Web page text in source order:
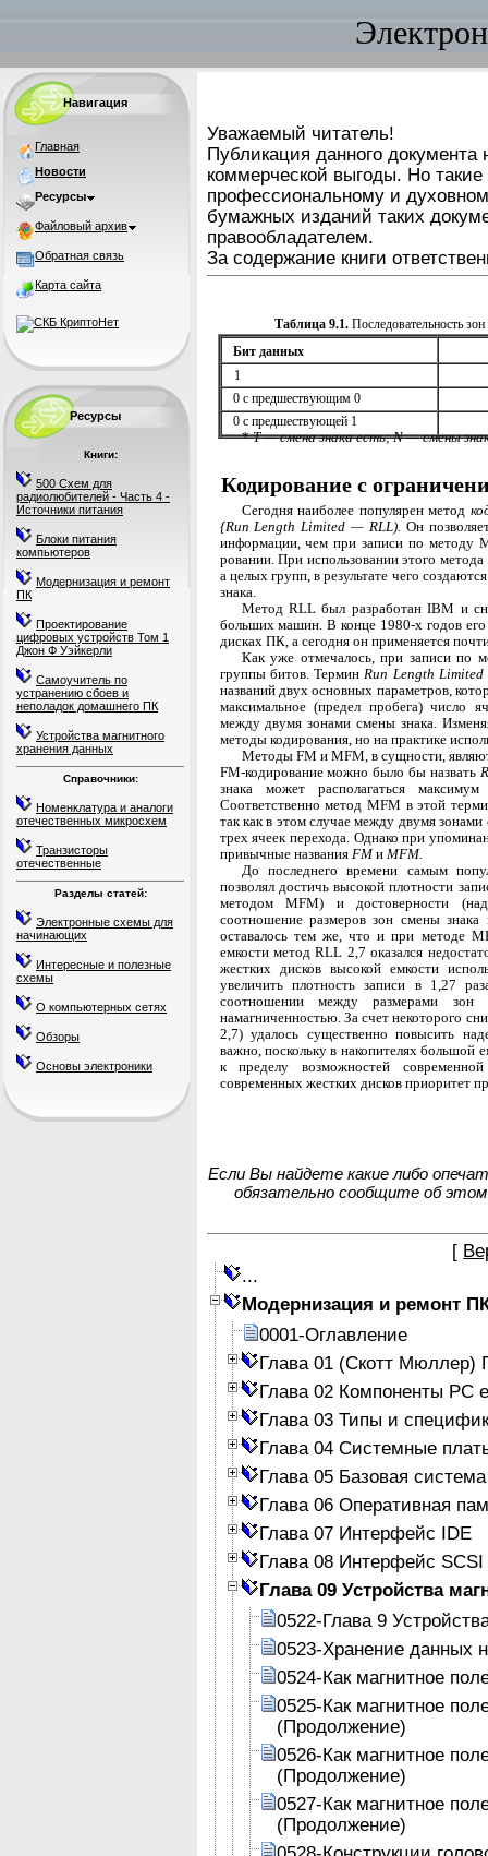
Навигация
Главная
Новости
Ресурсы
Файловый архив
Обратная связь
Карта сайта
Ресурсы
Книги:
500 Схем для
радиолюбителей - Часть 4 -
Источники питания
Блоки питания
компьютеров
Модернизация и ремонт
ПК
Проектирование
цифровых устройств Том 1
Джон Ф Уэйкерли
Самоучитель по
устранению сбоев и
неполадок домашнего ПК
Устройства магнитного
хранения данных
Справочники:
Номенклатура и аналоги
отечественных микросхем
Транзисторы
отечественные
Разделы статей:
Электронные схемы для
начинающих
Интересные и полезные
схемы
О компьютерных сетях
Обзоры
Основы электроники
Уважаемый читатель!
Публикация данного документа
коммерческой выгоды. Но
профессиональному и
бумажных изданий таких
правообладателем.
За содержание книги
Таблица 9.1. Последовательность
Бит данных
1
0 с предшествующим 0
0 с предшествующей 1
*Т — смена знака есть; N — смены
Кодирование с
Сегодня наиболее популярен метод
{Run Length Limited — RLL).Он
информации, чем при записи по методу
ровании. При использовании этого
а целых групп, в результате чего
знака.
Метод RLL был разработан IBM и
больших машин. В конце 1980-х годов его
дисках ПК, а сегодня он применяется
Как уже отмечалось, при записи по
группы битов. Термин Run Length Limited
названий двух основных параметров,
максимальное (предел пробега) число
между двумя зонами смены знака.
методы кодирования, но на практике
Методы FM и MFM, в сущности,
FM-кодирование можно было бы назвать
знака может располагаться
Соответствен­но метод MFM в этой
так как в этом случае между двумя
трех ячеек перехода. Однако при
привычные названия FMи MFM.
До последнего времени самым
позволял достичь высокой плотности
методом MFM) и достоверности
соотношение раз­меров зон смены
оставалось тем же, что и при методе
емкости метод RLL 2,7 оказался
жестких дисков высокой емкости
увеличить плотность записи в 1,27
соотношении между размерами
намагниченностью. За счет некоторого
2,7) удалось существенно повысить
важно, поскольку в накопителях большой
к пределу возможностей
современных жестких дисков приоритет
Если Вы найдете какие либо
обязательно сообщите об
[
Модернизация и ремонт
0001-Оглавление
Глава 01 (Скотт Мюллер)
Глава 02 Компоненты PC
Глава 03 Типы и
Глава 04 Системные
Глава 05 Базовая
Глава 06 Оперативная
Глава 07 Интерфейс IDE
Глава 08 Интерфейс SCSI
Глава 09 Устройства
0522-Глава 9
0523-Хранение данных
0524-Как магнитное
0525-Как магнитное
(Продолжение)
0526-Как магнитное
(Продолжение)
0527-Как магнитное
(Продолжение)